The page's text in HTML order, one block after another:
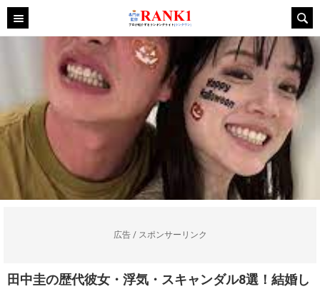
広告 / スポンサーリンク
田中圭の歴代彼女・浮気・スキャンダル8選！結婚し